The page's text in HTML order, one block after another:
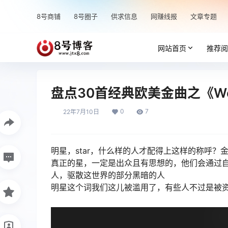
8号商铺 8号圈子 供求信息 网赚线报 文章专题
网站首页 推荐
盘点30首经典欧美金曲之《
22年7月10日 0 7
明星，star，什么样的人才配得上这样的称呼？
真正的星，一定是出众且有思想的，他们会通过
人，驱散这世界的部分黑暗的人
明星这个词我们这儿被滥用了，有些人不过是被